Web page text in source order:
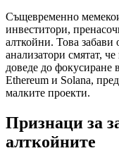
Същевременно
инвеститори,
алткойни. Това забави
анализатори смятат,
доведе до фокусиране
Ethereum и Solana,
малките проекти.
Признаци за
алткойните